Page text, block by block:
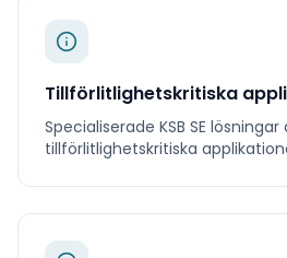
Tillförlitlighetskritiska
Specialiserade KSB SE lösningar
tillförlitlighetskritiska